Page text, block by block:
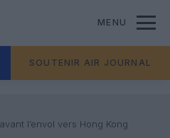
MENU
SOUTENIR AIR JOURNAL
l’envol vers Hong Kong